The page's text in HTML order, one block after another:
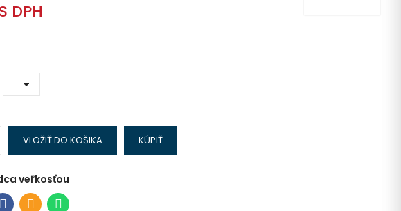
S DPH
VLOŽIŤ DO KOŠIKA KÚPIŤ
veľkosťou